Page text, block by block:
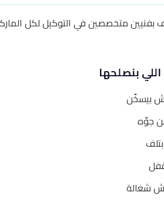
بفنيين متخصصين في التوكيل لكل
بنصلحها
بيسخّن
جوّه
مش شغالة